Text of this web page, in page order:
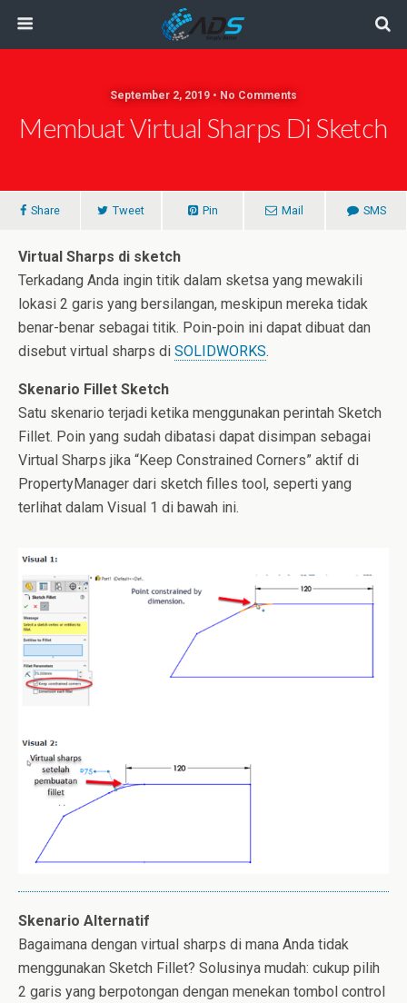
September 2, 2019 • No Comments
Membuat Virtual Sharps Di Sketch
Share Tweet Pin Mail SMS
Virtual Sharps di sketch
Terkadang Anda ingin titik dalam sketsa yang mewakili
lokasi 2 garis yang bersilangan, meskipun mereka tidak
benar-benar sebagai titik. Poin-poin ini dapat dibuat dan
disebut virtual sharps di SOLIDWORKS.
Skenario Fillet Sketch
Satu skenario terjadi ketika menggunakan perintah Sketch
Fillet. Poin yang sudah dibatasi dapat disimpan sebagai
Virtual Sharps jika “Keep Constrained Corners” aktif di
PropertyManager dari sketch filles tool, seperti yang
terlihat dalam Visual 1 di bawah ini.
Skenario Alternatif
Bagaimana dengan virtual sharps di mana Anda tidak
menggunakan Sketch Fillet? Solusinya mudah: cukup pilih
2 garis yang berpotongan dengan menekan tombol control